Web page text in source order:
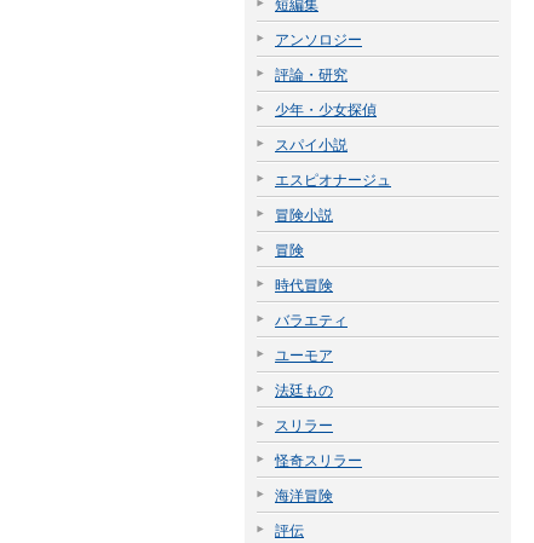
短編集
アンソロジー
評論・研究
少年・少女探偵
スパイ小説
エスピオナージュ
冒険小説
冒険
時代冒険
バラエティ
ユーモア
法廷もの
スリラー
怪奇スリラー
海洋冒険
評伝